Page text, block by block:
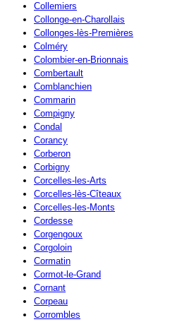
Collemiers
Collonge-en-Charollais
Collonges-lès-Premières
Colméry
Colombier-en-Brionnais
Combertault
Comblanchien
Commarin
Compigny
Condal
Corancy
Corberon
Corbigny
Corcelles-les-Arts
Corcelles-lès-Cîteaux
Corcelles-les-Monts
Cordesse
Corgengoux
Corgoloin
Cormatin
Cormot-le-Grand
Cornant
Corpeau
Corrombles